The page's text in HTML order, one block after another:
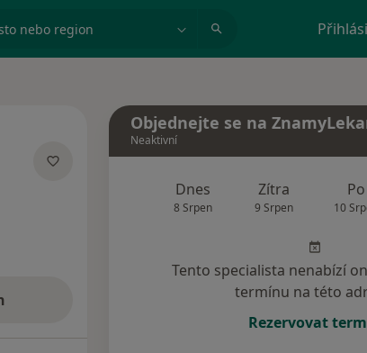
nebo region
Objednejte se na
Neaktivní
Dnes
8 Srpen
Zítra
9 Srpen
Po
10
Tento specialista nenabízí
termínu na této
Rezervovat